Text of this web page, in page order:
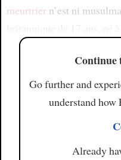
meurtriern’est ni
Continue
Go further and
understand how
Already